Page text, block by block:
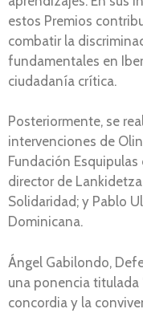
estos Premios
combatir la
fundamentales en
ciudadanía crítica.
Posteriormente, se
intervenciones de
Fundación Esquipulas
director de
Solidaridad; y Pablo
Dominicana.
Ángel Gabilondo,
una ponencia titulada
concordia y la